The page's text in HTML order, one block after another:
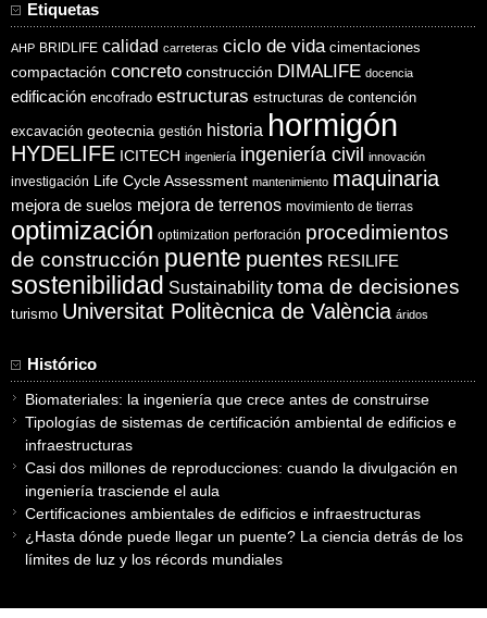
Etiquetas
AHP BRIDLIFE calidad carreteras ciclo de vida cimentaciones
compactación concreto construcción DIMALIFE docencia
edificación encofrado estructuras estructuras de contención
excavación geotecnia gestión historia hormigón
HYDELIFE ICITECH ingeniería ingeniería civil innovación
investigación Life Cycle Assessment mantenimiento maquinaria
mejora de suelos mejora de terrenos movimiento de tierras
optimización optimization perforación procedimientos
de construcción puente puentes RESILIFE
sostenibilidad Sustainability toma de decisiones
turismo Universitat Politècnica de València áridos
Histórico
Biomateriales: la ingeniería que crece antes de construirse
Tipologías de sistemas de certificación ambiental de edificios e
infraestructuras
Casi dos millones de reproducciones: cuando la divulgación en
ingeniería trasciende el aula
Certificaciones ambientales de edificios e infraestructuras
¿Hasta dónde puede llegar un puente? La ciencia detrás de los
límites de luz y los récords mundiales